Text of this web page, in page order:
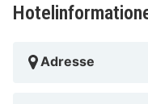
Adresse